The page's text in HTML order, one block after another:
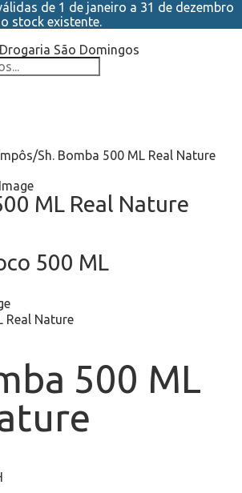
de 1 de janeiro a 31 de dezembro
stock existente.
/Sh. Bomba 500 ML Real Nature
ML Real Nature
500 ML
500 ML